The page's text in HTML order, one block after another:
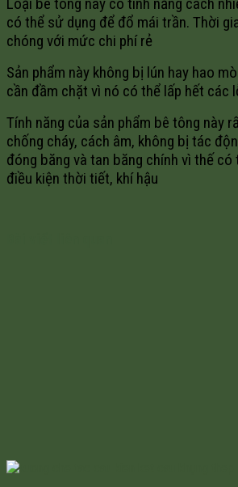
có thể sử dụng để đổ mái trần. Thời
chóng với mức chi phí rẻ
Sản phẩm này không bị lún hay hao
cần đầm chặt vì nó có thể lấp hết các
Tính năng của sản phẩm bê tông này
chống cháy, cách âm, không bị tác
đóng băng và tan băng chính vì thế có
điều kiện thời tiết, khí hậu